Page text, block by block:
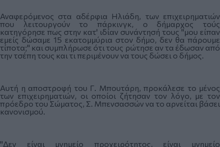
Αναφερόμενος στα αδέρφια Ηλιάδη, των επιχειρηματιών
που λειτουργούν το πάρκινγκ, ο δήμαρχος τούς
κατηγόρησε πως στην κατ' ιδίαν συνάντησή τους "μου είπαν
εμείς δώσαμε 15 εκατομμύρια στον δήμο, δεν θα πάρουμε
τίποτα;" και συμπλήρωσε ότι τους ρώτησε αν τα έδωσαν από
την τσέπη τους και τι περιμένουν να τους δώσει ο δήμος.
Αυτή η αποστροφή του Γ. Μπουτάρη, προκάλεσε το μένος
των επιχειρηματιών, οι οποίοι ζήτησαν τον λόγο, με τον
πρόεδρο του Σώματος, Σ. Μπενσασσών να το αρνείται βάσει
κανονισμού.
"Δεν είναι μνημείο προχειρότητος, είναι μνημείο